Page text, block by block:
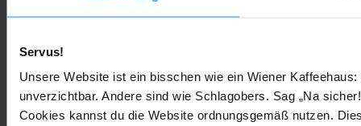
Servus!
Unsere Website ist ein bisschen wie ein Wiener
unverzichtbar. Andere sind wie Schlagobers. Sag „Na
Cookies kannst du die Website ordnungsgemäß nutzen.
Bestenlisten Marc - 3. August 2026
Sony WH-CH730N geleakt: Alles zu Sonys neuen Budget-
Kopfhörern
Trends & Technologien Marc - 2. August 2026